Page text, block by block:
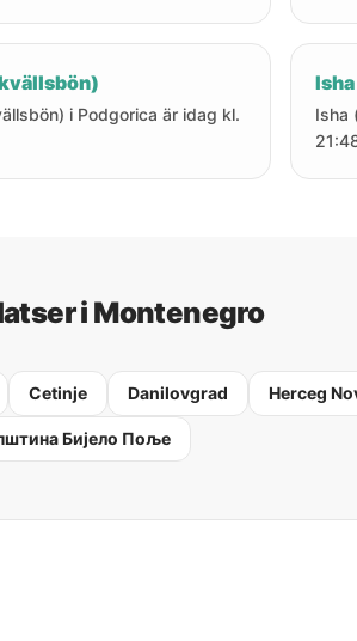
i Podgorica är idag kl.
Isha
i Montenegro
Cetinje Danilovgrad Herceg
Бијело Поље